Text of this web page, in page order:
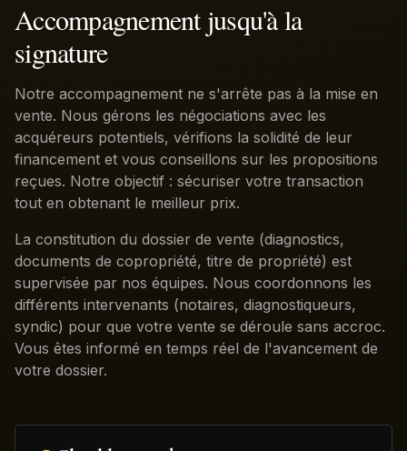
Accompagnement jusqu'à la
signature
Notre accompagnement ne s'arrête pas à la mise en
vente. Nous gérons les négociations avec les
acquéreurs potentiels, vérifions la solidité de leur
financement et vous conseillons sur les propositions
reçues. Notre objectif : sécuriser votre transaction
tout en obtenant le meilleur prix.
La constitution du dossier de vente (diagnostics,
documents de copropriété, titre de propriété) est
supervisée par nos équipes. Nous coordonnons les
différents intervenants (notaires, diagnostiqueurs,
syndic) pour que votre vente se déroule sans accroc.
Vous êtes informé en temps réel de l'avancement de
votre dossier.